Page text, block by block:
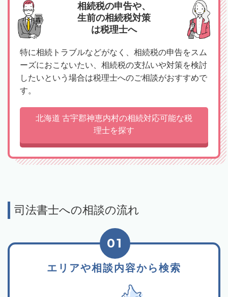
相続税の申告や、
生前の相続税対策
は税理士へ
特に相続トラブルなどがなく、相続税の申告をスム
ーズにおこないたい、相続税の支払いや対策を検討
したいという場合は税理士へのご相談がおすすめで
す。
北海道 古宇郡神恵内村の相続対応可能な税
理士を探す
司法書士への相談の流れ
エリアや相談内容から検索
01